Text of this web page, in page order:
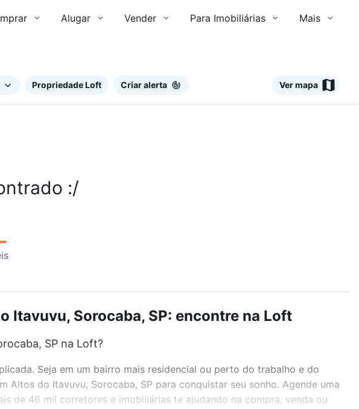
Alugar Vender Para Imobiliárias Mais
Propriedade Loft Criar alerta Ver mapa
:/
Itavuvu, Sorocaba, SP: encontre na Loft
SP na Loft?
Seja em um bairro mais residencial ou perto do trabalho e do
do Itavuvu, Sorocaba, SP para conquistar seu sonho. Agende uma
de 46 mil corretores e imobiliárias te ajudando na compra, venda ou